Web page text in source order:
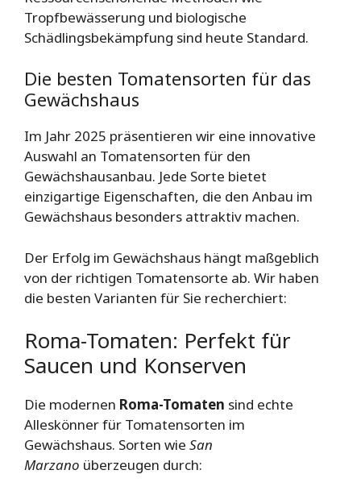
Tropfbewässerung und biologische
Schädlingsbekämpfung sind heute Standard.
Die besten Tomatensorten für das
Gewächshaus
Im Jahr 2025 präsentieren wir eine innovative
Auswahl an Tomatensorten für den
Gewächshausanbau. Jede Sorte bietet
einzigartige Eigenschaften, die den Anbau im
Gewächshaus besonders attraktiv machen.
Der Erfolg im Gewächshaus hängt maßgeblich
von der richtigen Tomatensorte ab. Wir haben
die besten Varianten für Sie recherchiert:
Roma-Tomaten: Perfekt für
Saucen und Konserven
Die modernen Roma-Tomaten sind echte
Alleskönner für Tomatensorten im
Gewächshaus. Sorten wie San
Marzano überzeugen durch: